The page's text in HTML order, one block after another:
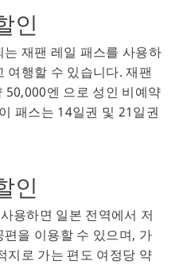
인
재팬 레일 패스를 사용하
여행할 수 있습니다. 재팬
50,000엔 으로 성인 비예약
패스는 14일권 및 21일권
인
용하면 일본 전역에서 저
을 이용할 수 있으며, 가
지로 가는 편도 여정당 약